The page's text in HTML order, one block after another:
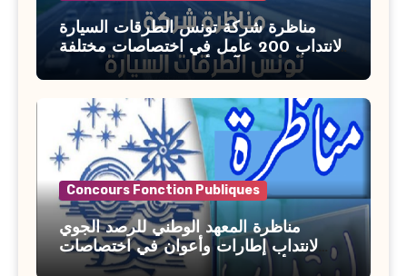
مناظرة شركة تونس الطرقات السيارة
لانتداب 200 عامل في اختصاصات مختلفة
آخر أجل : 21 جويلية 2026
Concours Fonction Publiques
مناظرة المعهد الوطني للرصد الجوي
لانتداب إطارات وأعوان في اختصاصات
مختلفة : أخر اجل للترشح 27 جويلية 2026